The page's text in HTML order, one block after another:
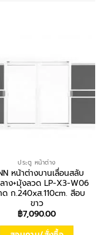
ประตู หน้าต่าง
หน้าต่างบานเลื่อนสลับ
าง+มุ้งลวด LP-X3-W06
ด ก.240xส.110cm. สีอบ
ขาว
฿7,090.00